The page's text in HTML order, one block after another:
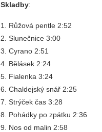
Skladby:
1. Růžová pentle 2:52
2. Slunečnice 3:00
3. Cyrano 2:51
4. Bělásek 2:24
5. Fialenka 3:24
6. Chaldejský snář 2:25
7. Strýček čas 3:28
8. Pohádky po zpátku 2:36
9. Nos od malin 2:58